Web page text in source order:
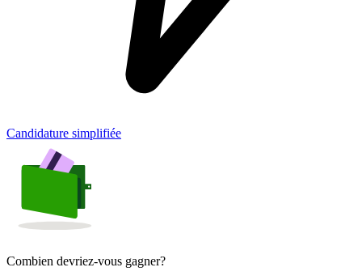
Candidature simplifiée
Combien devriez-vous gagner?